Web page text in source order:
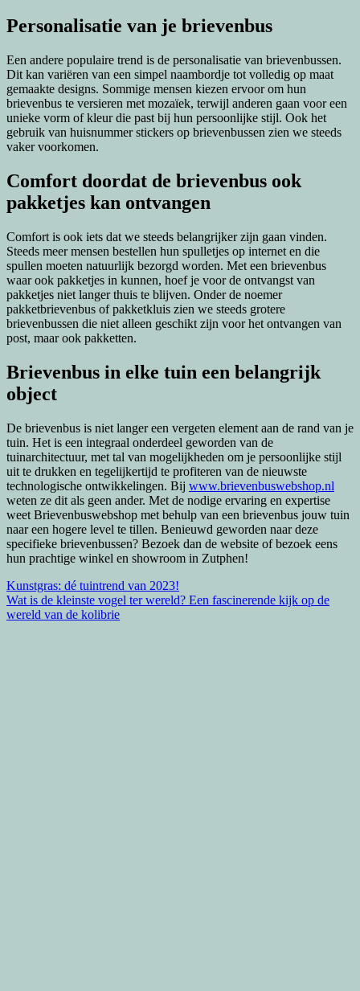
Personalisatie van je brievenbus
Een andere populaire trend is de personalisatie van brievenbussen.
Dit kan variëren van een simpel naambordje tot volledig op maat
gemaakte designs. Sommige mensen kiezen ervoor om hun
brievenbus te versieren met mozaïek, terwijl anderen gaan voor een
unieke vorm of kleur die past bij hun persoonlijke stijl. Ook het
gebruik van huisnummer stickers op brievenbussen zien we steeds
vaker voorkomen.
Comfort doordat de brievenbus ook
pakketjes kan ontvangen
Comfort is ook iets dat we steeds belangrijker zijn gaan vinden.
Steeds meer mensen bestellen hun spulletjes op internet en die
spullen moeten natuurlijk bezorgd worden. Met een brievenbus
waar ook pakketjes in kunnen, hoef je voor de ontvangst van
pakketjes niet langer thuis te blijven. Onder de noemer
pakketbrievenbus of pakketkluis zien we steeds grotere
brievenbussen die niet alleen geschikt zijn voor het ontvangen van
post, maar ook pakketten.
Brievenbus in elke tuin een belangrijk
object
De brievenbus is niet langer een vergeten element aan de rand van je
tuin. Het is een integraal onderdeel geworden van de
tuinarchitectuur, met tal van mogelijkheden om je persoonlijke stijl
uit te drukken en tegelijkertijd te profiteren van de nieuwste
technologische ontwikkelingen. Bij www.brievenbuswebshop.nl
weten ze dit als geen ander. Met de nodige ervaring en expertise
weet Brievenbuswebshop met behulp van een brievenbus jouw tuin
naar een hogere level te tillen. Benieuwd geworden naar deze
specifieke brievenbussen? Bezoek dan de website of bezoek eens
hun prachtige winkel en showroom in Zutphen!
Bericht
navigatie
Kunstgras: dé tuintrend van 2023!
Wat is de kleinste vogel ter wereld? Een fascinerende kijk op de
wereld van de kolibrie